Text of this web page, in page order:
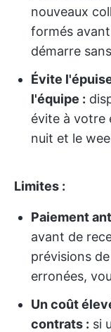
nouveaux
formés
démarre
Évite
l'équipe :
évite à votre
nuit et le
Limites :
Paiement
avant de
prévisions
erronées,
Un coût
contrats : si